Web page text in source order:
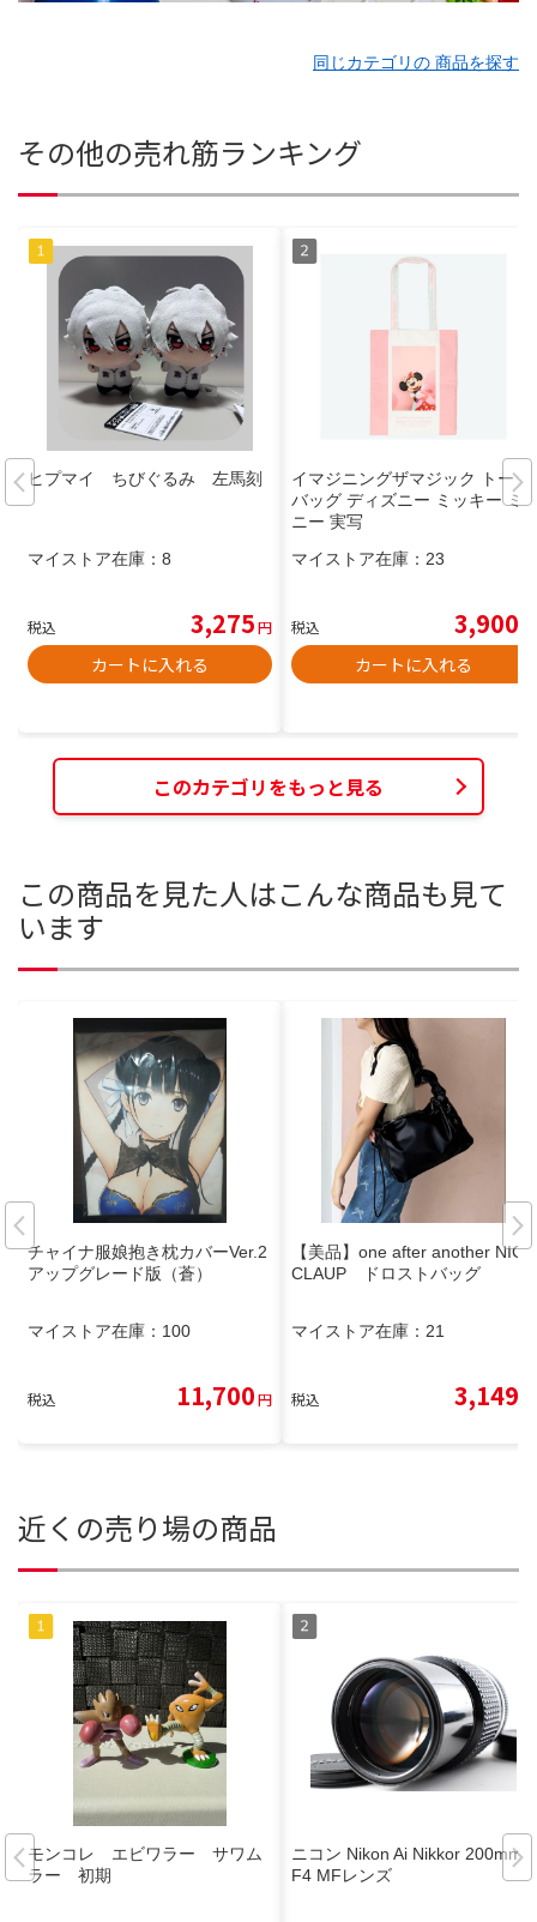
同じカテゴリの 商品を探す
その他の売れ筋ランキング
ヒプマイ ちびぐるみ 左馬刻
マイストア在庫： 8
税込 3,275円
カートに入れる
イマジニングザマジック トート
バッグ ディズニー ミッキー ミ
ニー 実写
マイストア在庫： 23
税込 3,900
カートに入れる
このカテゴリをもっと見る
この商品を見た人はこんな商品も見て
います
チャイナ服娘抱き枕カバーVer.2
アップグレード版（蒼）
マイストア在庫： 100
税込 11,700円
【美品】one after another NICE
CLAUP ドロストバッグ
マイストア在庫： 21
税込 3,149
近くの売り場の商品
モンコレ エビワラー サワム
ラー 初期
ニコン Nikon Ai Nikkor 200mm
F4 MFレンズ